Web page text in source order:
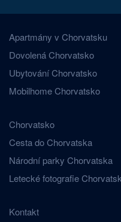
Apartmány v Chorvatsku
Dovolená Chorvatsko
Ubytování Chorvatsko
Mobilhome Chorvatsko
Chorvatsko
Cesta do Chorvatska
Národní parky Chorvatska
Letecké fotografie
Kontakt